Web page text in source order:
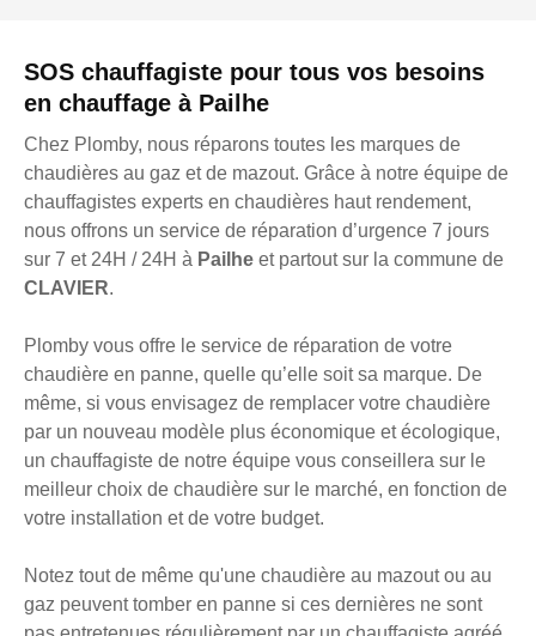
SOS chauffagiste pour tous vos besoins
en chauffage à Pailhe
Chez Plomby, nous réparons toutes les marques de
chaudières au gaz et de mazout. Grâce à notre équipe de
chauffagistes experts en chaudières haut rendement,
nous offrons un service de réparation d’urgence 7 jours
sur 7 et 24H / 24H à Pailhe et partout sur la commune de
CLAVIER.
Plomby vous offre le service de réparation de votre
chaudière en panne, quelle qu’elle soit sa marque. De
même, si vous envisagez de remplacer votre chaudière
par un nouveau modèle plus économique et écologique,
un chauffagiste de notre équipe vous conseillera sur le
meilleur choix de chaudière sur le marché, en fonction de
votre installation et de votre budget.
Notez tout de même qu'une chaudière au mazout ou au
gaz peuvent tomber en panne si ces dernières ne sont